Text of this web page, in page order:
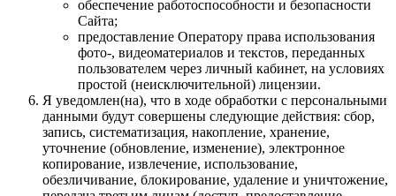
обеспечение работоспособности и безопасности
Сайта;
предоставление Оператору права использования
фото-, видеоматериалов и текстов, переданных
пользователем через личный кабинет, на условиях
простой (неисключительной) лицензии.
Я уведомлен(на), что в ходе обработки с персональными
данными будут совершены следующие действия: сбор,
запись, систематизация, накопление, хранение,
уточнение (обновление, изменение), электронное
копирование, извлечение, использование,
обезличивание, блокирование, удаление и уничтожение,